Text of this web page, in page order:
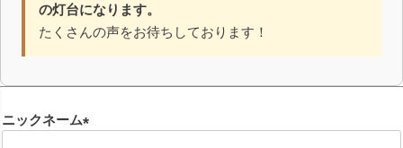
の灯台になります。
たくさんの声をお待ちしております！
ニックネーム